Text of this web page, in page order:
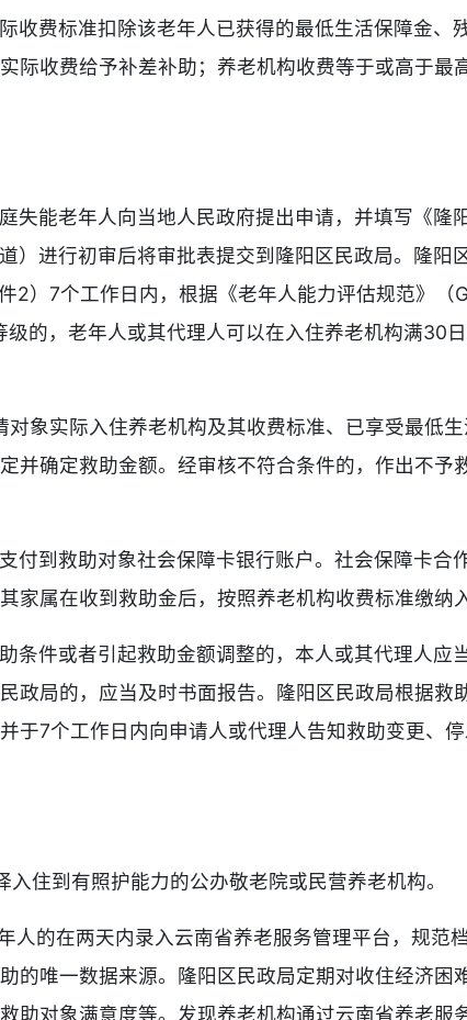
收费标准扣除该老年人已获得的最低生活保障金、
收费给予补差补助；养老机构收费等于或高于最
失能老年人向当地人民政府提出申请，并填写《隆
进行初审后将审批表提交到隆阳区民政局。隆阳
2）7个工作日内，根据《老年人能力评估规范》（
的，老年人或其代理人可以在入住养老机构满30
象实际入住养老机构及其收费标准、已享受最低
并确定救助金额。经审核不符合条件的，作出不予
付到救助对象社会保障卡银行账户。社会保障卡合
属在收到救助金后，按照养老机构收费标准缴纳
件或者引起救助金额调整的，本人或其代理人应
政局的，应当及时书面报告。隆阳区民政局根据救
于7个工作日内向申请人或代理人告知救助变更、
住到有照护能力的公办敬老院或民营养老机构。
的在两天内录入云南省养老服务管理平台，规范
的唯一数据来源。隆阳区民政局定期对收住经济困
助对象满意度等。发现养老机构通过云南省养老服